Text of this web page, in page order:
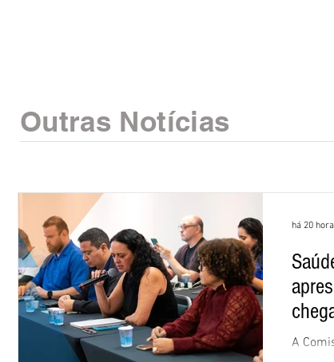
Outras Notícias
A
há 20